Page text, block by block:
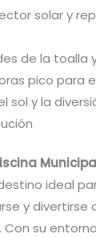
solar y
de la toalla
pico para
sol y la
ideal
y divertirse
. Con su